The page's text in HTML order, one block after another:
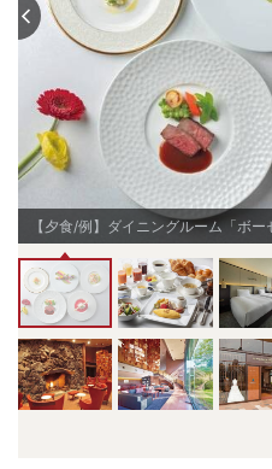
【夕食/例】ダイニングルーム「ボ